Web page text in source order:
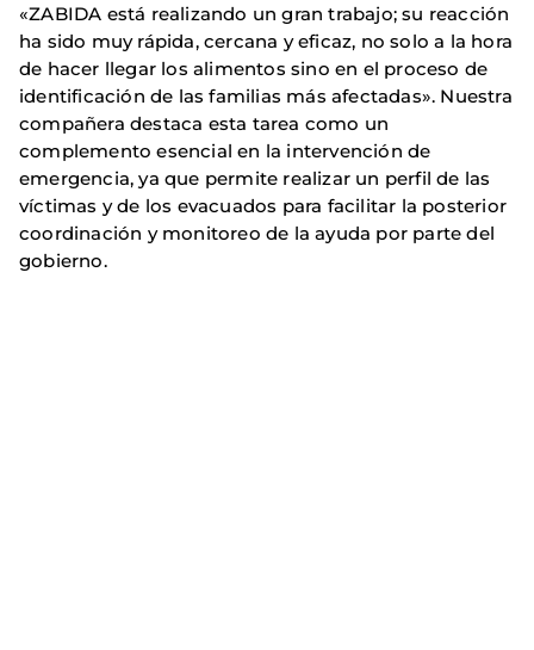
«ZABIDA está realizando un gran trabajo; su reacción
ha sido muy rápida, cercana y eficaz, no solo a la hora
de hacer llegar los alimentos sino en el proceso de
identificación de las familias más afectadas». Nuestra
compañera destaca esta tarea como un
complemento esencial en la intervención de
emergencia, ya que permite realizar un perfil de las
víctimas y de los evacuados para facilitar la posterior
coordinación y monitoreo de la ayuda por parte del
gobierno.